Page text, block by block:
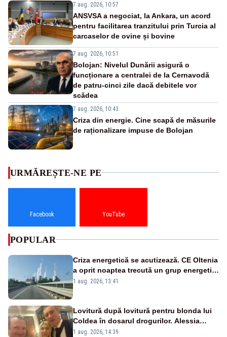
7 aug. 2026, 10:57
ANSVSA a negociat, la Ankara, un acord
pentru facilitarea tranzitului prin Turcia al
carcaselor de ovine și bovine
7 aug. 2026, 10:51
Bolojan: Nivelul Dunării asigură o
funcționare a centralei de la Cernavodă
de patru-cinci zile dacă debitele vor
scădea
7 aug. 2026, 10:43
Criza din energie. Cine scapă de măsurile
de raționalizare impuse de Bolojan
URMĂREȘTE-NE PE
Facebook YouTube
POPULAR
Criza energetică se acutizează. CE Oltenia
a oprit noaptea trecută un grup energetic
de la Rovinari
1 aug. 2026, 13:41
Lovitură după lovitură pentru blonda lui
Coldea în dosarul drogurilor. Alessia
Păcuraru explică decizia magistraților
1 aug. 2026, 14:39